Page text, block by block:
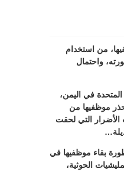
من استخدام
واحتمال
المتحدة في اليمن،
موظفيها من
التي لحقت
بقاء موظفيها في
الحوثية،